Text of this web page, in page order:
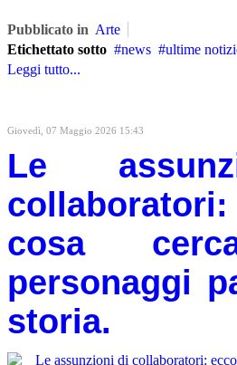
Pubblicato in Arte
Etichettato sotto
news
ultime
Leggi tutto...
Giovedì, 07 Maggio 2026 15:43
Le
cosa
personaggi
storia.